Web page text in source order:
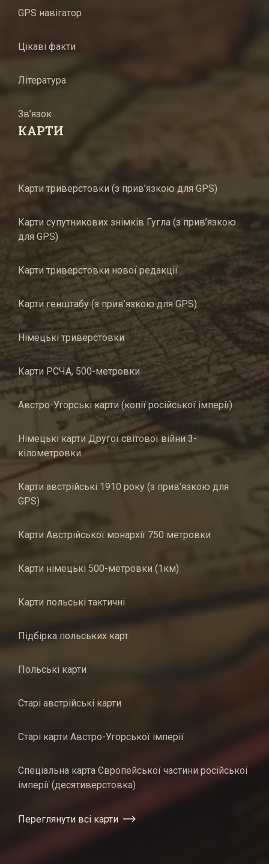
GPS навігатор
Цікаві факти
Література
Зв’язок
КАРТИ
Карти триверстовки (з прив’язкою для GPS)
Карти супутникових знімків Гугла (з прив’язкою
для GPS)
Карти триверстовки нової редакції
Карти генштабу (з прив’язкою для GPS)
Німецькі триверстовки
Карти РСЧА, 500-метровки
Австро-Угорські карти (копії російської імперії)
Німецькі карти Другої світової війни 3-
кілометровки
Карти австрійські 1910 року (з прив’язкою для
GPS)
Карти Австрійської монархії 750 метровки
Карти німецькі 500-метровки (1км)
Карти польські тактичні
Підбірка польських карт
Польські карти
Старі австрійські карти
Старі карти Австро-Угорської імперії
Спеціальна карта Європейської частини російської
імперії (десятиверстовка)
Переглянути всі карти